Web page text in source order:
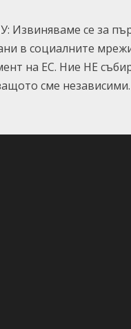
се за
в социалните
на ЕС. Ние НЕ
сме